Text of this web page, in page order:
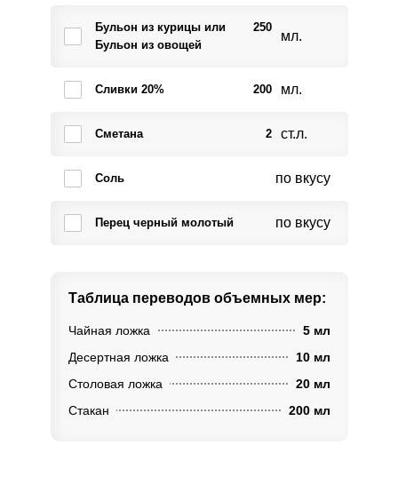
Бульон из курицы или
Бульон из овощей
250
мл.
Сливки 20% 200 мл.
Сметана 2 ст.л.
Соль по вкусу
Перец черный молотый по вкусу
Таблица переводов объемных мер:
Чайная ложка
5 мл
Десертная ложка
10 мл
Столовая ложка
20 мл
Стакан
200 мл